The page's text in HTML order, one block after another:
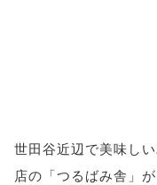
世田谷近辺で美味し
店の「つるばみ舎」